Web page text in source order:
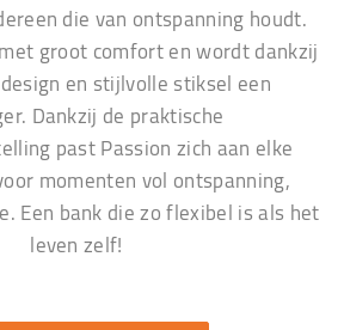
die van ontspanning houdt.
groot comfort en wordt dankzij
en stijlvolle stiksel een
Dankzij de praktische
past Passion zich aan elke
momenten vol ontspanning,
Een bank die zo flexibel is als het
leven zelf!